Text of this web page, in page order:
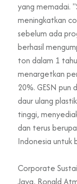
yang memadai.
meningkatkan
sebelum ada
berhasil
ton dalam 1
menargetkan
20%. GESN pun
daur ulang
tinggi,
dan terus
Indonesia untuk
Corporate
Jaya, Ronald